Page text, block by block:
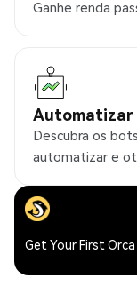
Ganhe renda
Automatizar
Descubra os
automatizar e
Get Your First